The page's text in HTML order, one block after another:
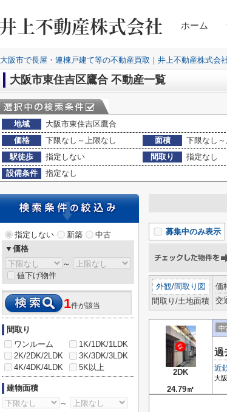
ホーム
大阪市で長屋・連棟戸建て等の不動産買取｜井上不動産株式会
大阪市東住吉区鷹合 不動産一覧
地域
大阪市東住吉区鷹合
価格
下限なし～上限なし 面積 下限なし
駅徒歩
指定しない 間取り
指定なし
設備条件
指定なし
募集中のみ表示
外観/間取り図
間取り/土地面積
価
交
2DK
24.79㎡
中
過
近
大
指定しない 新築
中古
▼価格
～
値下げ物件
1件が該当
間取り
ワンルーム
1K/1DK/1LDK
2K/2DK/2LDK
3K/3DK/3LDK
4K/4DK/4LDK
5K以上
建物面積
～